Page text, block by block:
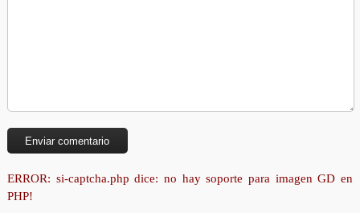
ERROR: si-captcha.php dice: no hay soporte para imagen GD en
PHP!